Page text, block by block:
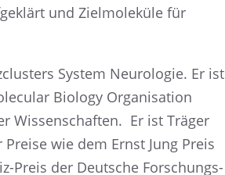
und Zielmo­le­küle für
System Neuro­lo­gie. Er ist
Biology Organi­sa­tion
Wissen­schaf­ten. Er ist Träger
wie dem Ernst Jung Preis
Preis der Deutsche Forschungs­